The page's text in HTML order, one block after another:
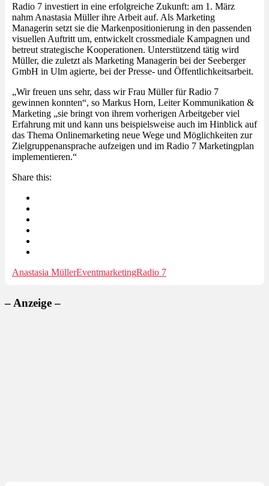
Radio 7 investiert in eine erfolgreiche Zukunft: am 1. März
nahm Anastasia Müller ihre Arbeit auf. Als Marketing
Managerin setzt sie die Markenpositionierung in den passenden
visuellen Auftritt um, entwickelt crossmediale Kampagnen und
betreut strategische Kooperationen. Unterstützend tätig wird
Müller, die zuletzt als Marketing Managerin bei der Seeberger
GmbH in Ulm agierte, bei der Presse- und Öffentlichkeitsarbeit.
„Wir freuen uns sehr, dass wir Frau Müller für Radio 7
gewinnen konnten“, so Markus Horn, Leiter Kommunikation &
Marketing „sie bringt von ihrem vorherigen Arbeitgeber viel
Erfahrung mit und kann uns beispielsweise auch im Hinblick auf
das Thema Onlinemarketing neue Wege und Möglichkeiten zur
Zielgruppenansprache aufzeigen und im Radio 7 Marketingplan
implementieren.“
Share this:
Anastasia MüllerEventmarketingRadio 7
– Anzeige –